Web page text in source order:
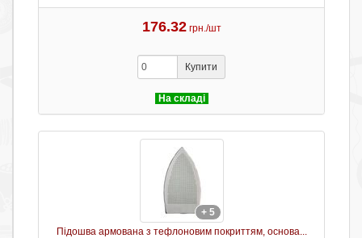
176.32 грн./шт
Купити
На складі
+ 5
Підошва армована з тефлоновим покриттям, основа...